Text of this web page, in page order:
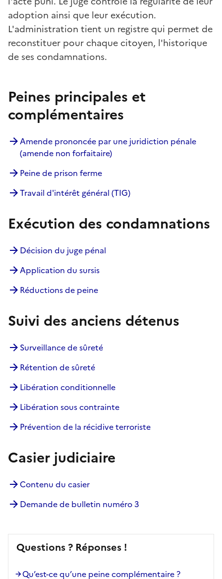
adoption ainsi que leur exécution.
L'administration tient un registre qui permet de
reconstituer pour chaque citoyen, l'historique
de ses condamnations.
Peines principales et
complémentaires
Amende prononcée par une juridiction pénale
(amende non forfaitaire)
Peine de prison ferme
Travail d'intérêt général (TIG)
Exécution des condamnations
Décision du juge pénal
Application du sursis
Réductions de peine
Suivi des anciens détenus
Surveillance de sûreté
Rétention de sûreté
Libération conditionnelle
Libération sous contrainte
Prévention de la récidive terroriste
Casier judiciaire
Contenu du casier
Demande de bulletin numéro 3
Questions ? Réponses !
Qu’est-ce qu’une peine complémentaire ?